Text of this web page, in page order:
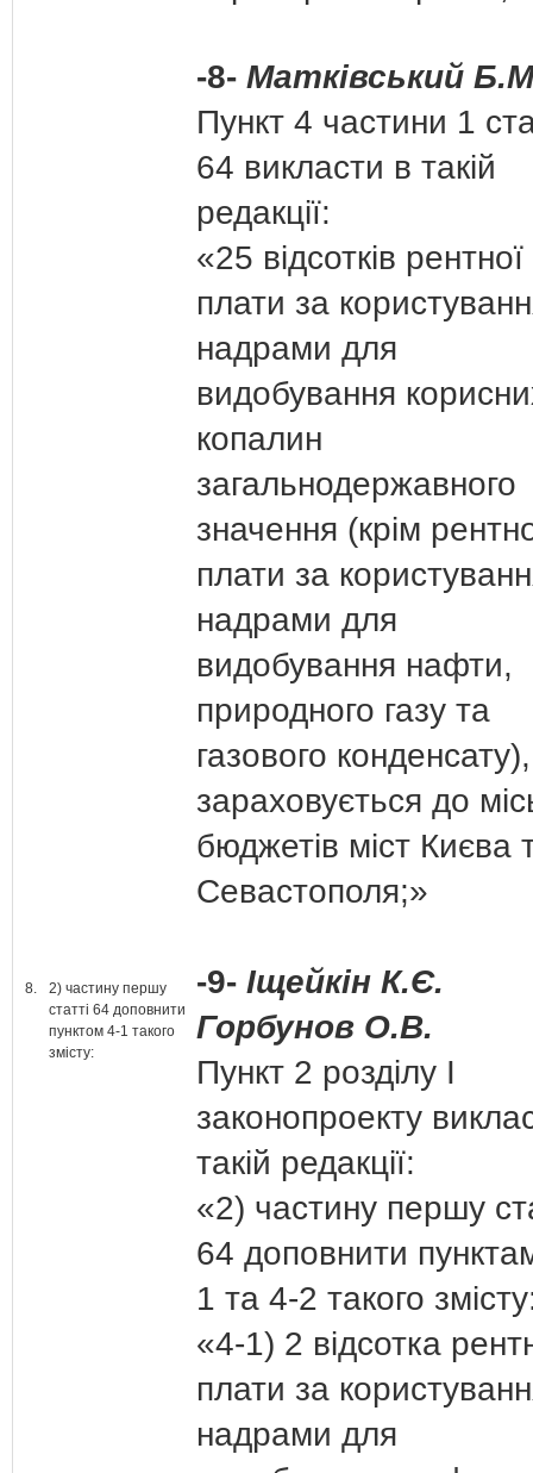
-8- Матківський
Пункт 4 частини 1
64 викласти в такій
редакції:
«25 відсотків рентної
плати за
надрами для
видобування
копалин
загальнодержавного
значення (крім
плати за
надрами для
видобування нафти,
природного газу та
газового конденсату),
зараховується до
бюджетів міст Києва
Севастополя;»
8.
2) частину першу
статті 64 доповнити
пунктом 4-1 такого
змісту:
-9- Іщейкін К.Є.
Горбунов О.В.
Пункт 2 розділу І
законопроекту
такій редакції:
«2) частину першу
64 доповнити
1 та 4-2 такого
«4-1) 2 відсотка
плати за
надрами для